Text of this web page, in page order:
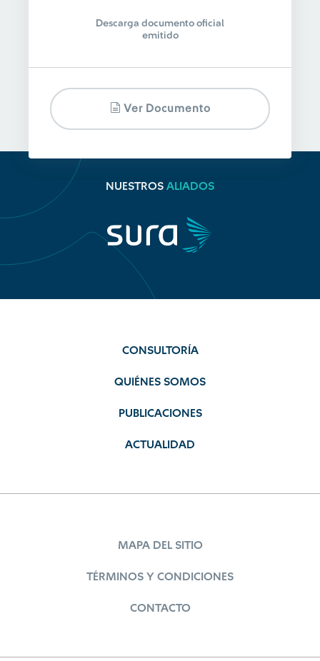
Descarga documento oficial
emitido
Ver Documento
NUESTROS ALIADOS
CONSULTORÍA
QUIÉNES SOMOS
PUBLICACIONES
ACTUALIDAD
MAPA DEL SITIO
TÉRMINOS Y CONDICIONES
CONTACTO